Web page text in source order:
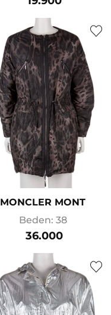
MONCLER MONT
Beden: 38
36.000